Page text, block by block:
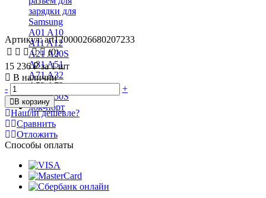
Артикул: art12000026680207233
(0)
15 236 ₽за 1 шт
В наличии
-
+
В корзину
Нашли дешевле?
Сравнить
Отложить
Способы оплаты